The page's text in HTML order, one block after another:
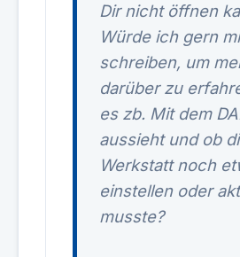
Dir nicht öffnen
Würde ich gern
schreiben, um
darüber zu
es zb. Mit dem
aussieht und ob
Werkstatt noch
einstellen oder
musste?